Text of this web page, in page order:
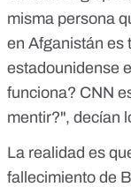
misma persona
en Afganistán es
estadounidense
funciona? CNN
mentir?", decían
La realidad es
fallecimiento de